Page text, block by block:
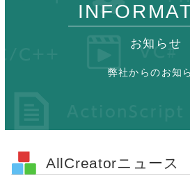
お知らせ
弊社からのお知
AllCreatorニュース